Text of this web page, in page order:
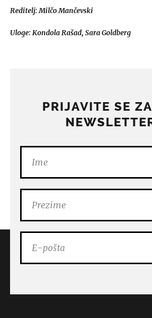
Reditelj: Milčo Mančevski
Uloge: Kondola Rašad, Sara Goldberg
PRIJAVITE SE